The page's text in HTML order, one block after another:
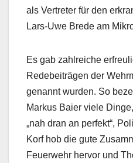
als Vertreter für den
Lars-Uwe Brede am
Es gab zahlreiche
Redebeiträgen der
genannt wurden. So
Markus Baier viele
„nah dran an perfekt“,
Korf hob die gute
Feuerwehr hervor und